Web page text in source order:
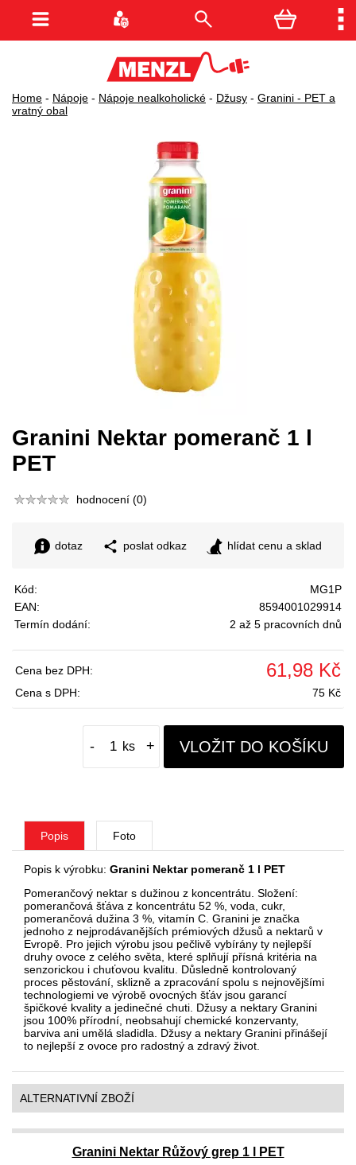
Home - Nápoje - Nápoje nealkoholické - Džusy - Granini - PET a
vratný obal
Granini Nektar pomeranč 1 l
PET
hodnocení (0)
dotaz poslat odkaz hlídat cenu a sklad
Kód:
MG1P
EAN:
8594001029914
Termín dodání:
2 až 5 pracovních dnů
Cena bez DPH: 61,98 Kč
Cena s DPH: 75 Kč
- + VLOŽIT DO KOŠÍKU
Popis Foto
Popis k výrobku: Granini Nektar pomeranč 1 l PET
Pomerančový nektar s dužinou z koncentrátu. Složení:
pomerančová šťáva z koncentrátu 52 %, voda, cukr,
pomerančová dužina 3 %, vitamín C. Granini je značka
jednoho z nejprodávanějších prémiových džusů a nektarů v
Evropě. Pro jejich výrobu jsou pečlivě vybírány ty nejlepší
druhy ovoce z celého světa, které splňují přísná kritéria na
senzorickou i chuťovou kvalitu. Důsledně kontrolovaný
proces pěstování, sklizně a zpracování spolu s nejnovějšími
technologiemi ve výrobě ovocných šťáv jsou garancí
špičkové kvality a jedinečné chuti. Džusy a nektary Granini
jsou 100% přírodní, neobsahují chemické konzervanty,
barviva ani umělá sladidla. Džusy a nektary Granini přinášejí
to nejlepší z ovoce pro radostný a zdravý život.
ALTERNATIVNÍ ZBOŽÍ
Granini Nektar Růžový grep 1 l PET